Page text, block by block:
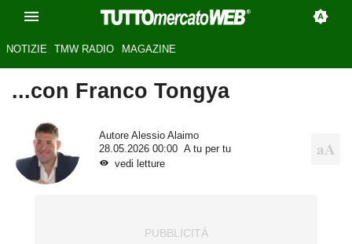
NOTIZIE TMW RADIO MAGAZINE
...con Franco Tongya
Autore Alessio Alaimo
28.05.2026 00:00
A tu per tu
vedi letture